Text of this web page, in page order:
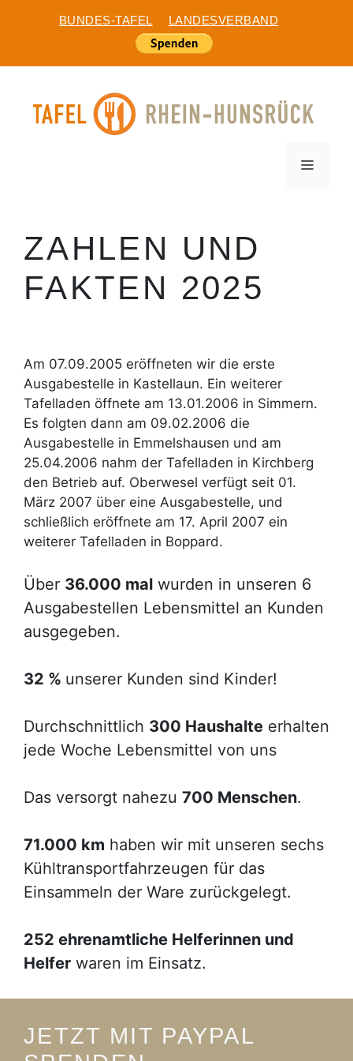
BUNDES-TAFEL LANDESVERBAND
MENÜ
ZAHLEN UND
FAKTEN 2025
Am 07.09.2005 eröffneten wir die erste
Ausgabestelle in Kastellaun. Ein weiterer
Tafelladen öffnete am 13.01.2006 in Simmern.
Es folgten dann am 09.02.2006 die
Ausgabestelle in Emmelshausen und am
25.04.2006 nahm der Tafelladen in Kirchberg
den Betrieb auf. Oberwesel verfügt seit 01.
März 2007 über eine Ausgabestelle, und
schließlich eröffnete am 17. April 2007 ein
weiterer Tafelladen in Boppard.
Über 36.000 mal wurden in unseren 6
Ausgabestellen Lebensmittel an Kunden
ausgegeben.
32 % unserer Kunden sind Kinder!
Durchschnittlich 300 Haushalte erhalten
jede Woche Lebensmittel von uns
Das versorgt nahezu 700 Menschen.
71.000 km haben wir mit unseren sechs
Kühltransportfahrzeugen für das
Einsammeln der Ware zurückgelegt.
252 ehrenamtliche Helferinnen und
Helfer waren im Einsatz.
JETZT MIT PAYPAL